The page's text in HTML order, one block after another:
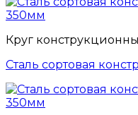
Круг
Сталь сортовая